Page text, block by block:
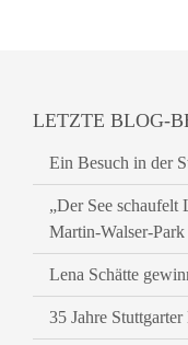
LETZTE BLOG-
Ein Besuch in der
„Der See schaufelt
Martin-Walser-
Lena Schätte
35 Jahre